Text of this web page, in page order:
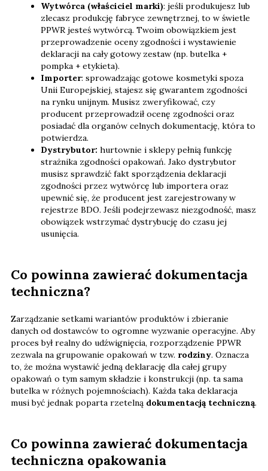
Wytwórca (właściciel marki): jeśli produkujesz lub
zlecasz produkcję fabryce zewnętrznej, to w świetle
PPWR jesteś wytwórcą. Twoim obowiązkiem jest
przeprowadzenie oceny zgodności i wystawienie
deklaracji na cały gotowy zestaw (np. butelka +
pompka + etykieta).
Importer: sprowadzając gotowe kosmetyki spoza
Unii Europejskiej, stajesz się gwarantem zgodności
na rynku unijnym. Musisz zweryfikować, czy
producent przeprowadził ocenę zgodności oraz
posiadać dla organów celnych dokumentację, która to
potwierdza.
Dystrybutor: hurtownie i sklepy pełnią funkcję
strażnika zgodności opakowań. Jako dystrybutor
musisz sprawdzić fakt sporządzenia deklaracji
zgodności przez wytwórcę lub importera oraz
upewnić się, że producent jest zarejestrowany w
rejestrze BDO. Jeśli podejrzewasz niezgodność, masz
obowiązek wstrzymać dystrybucję do czasu jej
usunięcia.
Co powinna zawierać dokumentacja
techniczna?
Zarządzanie setkami wariantów produktów i zbieranie
danych od dostawców to ogromne wyzwanie operacyjne. Aby
proces był realny do udźwignięcia, rozporządzenie PPWR
zezwala na grupowanie opakowań w tzw. rodziny. Oznacza
to, że można wystawić jedną deklarację dla całej grupy
opakowań o tym samym składzie i konstrukcji (np. ta sama
butelka w różnych pojemnościach). Każda taka deklaracja
musi być jednak poparta rzetelną dokumentacją techniczną.
Co powinna zawierać dokumentacja
techniczna opakowania